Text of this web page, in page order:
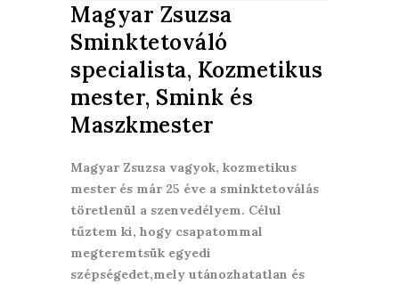
Magyar Zsuzsa
Sminktetováló
specialista, Kozmetikus
mester, Smink és
Maszkmester
Magyar Zsuzsa vagyok, kozmetikus
mester és már 25 éve a sminktetoválás
töretlenül a szenvedélyem. Célul
tűztem ki, hogy csapatommal
megteremtsük egyedi
szépségedet,mely utánozhatatlan és